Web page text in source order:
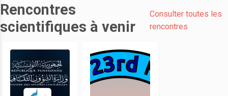
Rencontres
scientifiques à venir
Consulter toutes les
rencontres